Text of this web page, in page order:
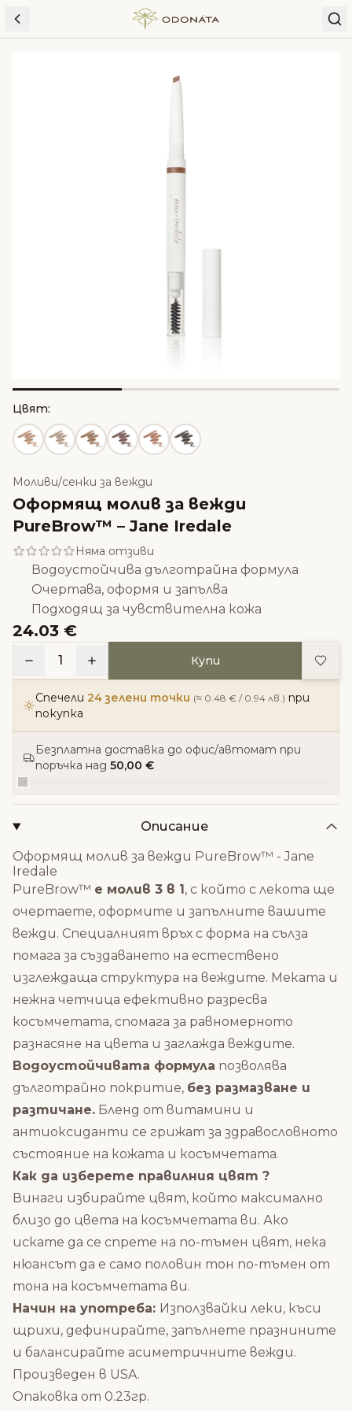
Skip to content
Моливи/сенки за вежди
Оформящ молив за вежди
PureBrow™ – Jane Iredale
Няма отзиви
Водоустойчива дълготрайна формула
Очертава, оформя и запълва
Подходящ за чувствителна кожа
24.03 €
Цвят:
1 Купи
Спечели 24 зелени точки (≈ 0.48 € / 0.94 лв.) при
покупка
Безплатна доставка до офис/автомат при
поръчка над 50,00 €
Описание
Оформящ молив за вежди PureBrow™ - Jane
Iredale
PureBrow™ е молив 3 в 1, с който с лекота ще
очертаете, оформите и запълните вашите
вежди. Специалният връх с форма на сълза
помага за създаването на естествено
изглеждаща структура на веждите. Меката и
нежна четчица ефективно разресва
косъмчетата, спомага за равномерното
разнасяне на цвета и заглажда веждите.
Водоустойчивата формула позволява
дълготрайно покритие, без размазване и
разтичане. Бленд от витамини и
антиоксиданти се грижат за здравословното
състояние на кожата и косъмчетата.
Как да изберете правилния цвят ?
Винаги избирайте цвят, който максимално
близо до цвета на косъмчетата ви. Ако
искате да се спрете на по-тъмен цвят, нека
нюансът да е само половин тон по-тъмен от
тона на косъмчетата ви.
Начин на употреба: Използвайки леки, къси
щрихи, дефинирайте, запълнете празнините
и балансирайте асиметричните вежди.
Произведен в USA.
Опаковка от 0.23гр.